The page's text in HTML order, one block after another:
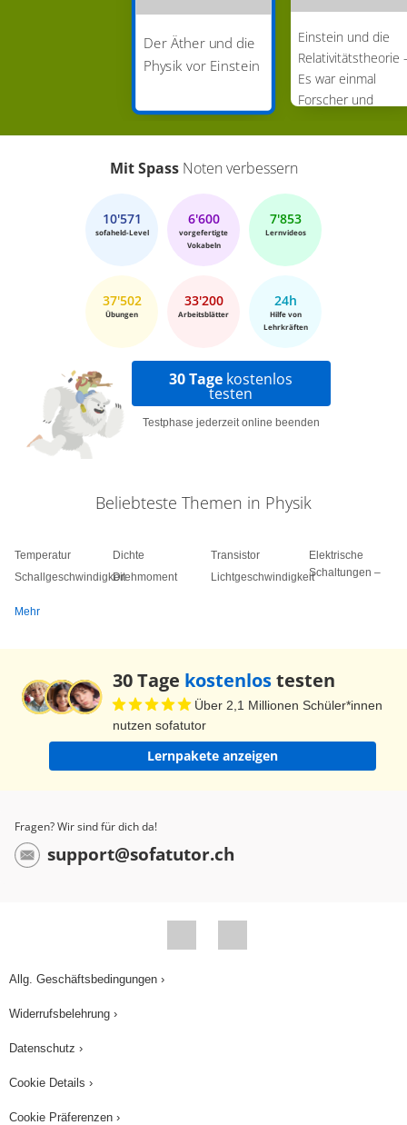
Der Äther und die
Physik vor Einstein
Einstein und die
Relativitätstheorie
Es war einmal
Forscher und
Mit SpassNoten verbessern
10'571
sofaheld-Level
6'600
vorgefertigte
Vokabeln
7'853
Lernvideos
37'502
Übungen
33'200
Arbeitsblätter
24h
Hilfe von
Lehrkräften
30 Tage kostenlos
testen
Testphase jederzeit online beenden
Beliebteste Themen in Physik
Temperatur
Schallgeschwindigkeit
Dichte
Drehmoment
Transistor
Lichtgeschwindigkeit
Elektrische
Schaltungen –
Mehr
30 Tage kostenlostesten
Über 2,1 Millionen Schüler*innen
nutzen sofatutor
Lernpakete anzeigen
Fragen? Wir sind für dich da!
support@sofatutor.ch
Allg. Geschäftsbedingungen ›
Widerrufsbelehrung ›
Datenschutz ›
Cookie Details ›
Cookie Präferenzen ›